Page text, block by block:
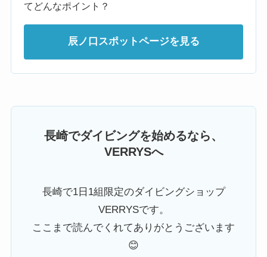
てどんなポイント？
辰ノ口スポットページを見る
長崎でダイビングを始めるなら、
VERRYSへ
長崎で1日1組限定のダイビングショップ
VERRYSです。
ここまで読んでくれてありがとうございます
😊